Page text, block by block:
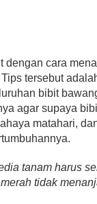
dengan cara
tersebut
bibit
agar supaya
matahari,
tanam harus
tidak